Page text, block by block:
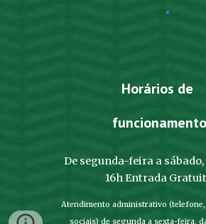
Horários de
funcionamento
De segunda-feira a sábado,
16h Entrada
Atendimento administrativo (telefone,
sociais) de segunda a sexta-feira,